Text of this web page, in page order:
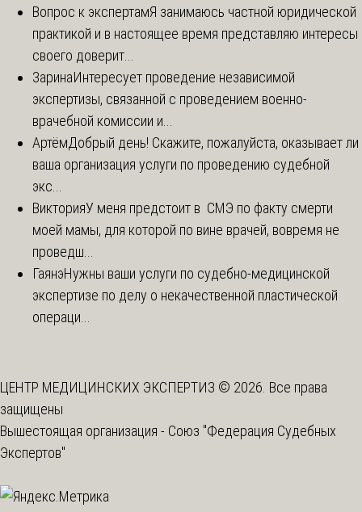
Вопрос к экспертамЯ занимаюсь частной юридической
практикой и в настоящее время представляю интересы
своего доверит...
ЗаринаИнтересует проведение независимой
экспертизы, связанной с проведением военно-
врачебной комиссии и...
АртёмДобрый день! Скажите, пожалуйста, оказывает ли
ваша организация услуги по проведению судебной
экс...
ВикторияУ меня предстоит в СМЭ по факту смерти
моей мамы, для которой по вине врачей, вовремя не
проведш...
ГаянэНужны ваши услуги по судебно-медицинской
экспертизе по делу о некачественной пластической
операци...
ЦЕНТР МЕДИЦИНСКИХ ЭКСПЕРТИЗ © 2026. Все права
защищены
Вышестоящая организация - Союз "Федерация Судебных
Экспертов"